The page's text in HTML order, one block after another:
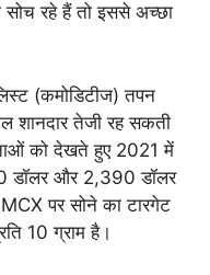
रहे हैं तो इससे अच्छा
(कमोडिटीज) तपन
शानदार तेजी रह सकती
को देखते हुए 2021 में
डॉलर और 2,390 डॉलर
पर सोने का टारगेट
10 ग्राम है।